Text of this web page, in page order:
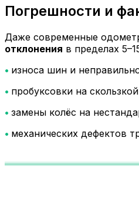
Погрешности и
Даже современные
отклонения в пределах
• износа шин и
• пробуксовки на
• замены колёс на
• механических дефектов